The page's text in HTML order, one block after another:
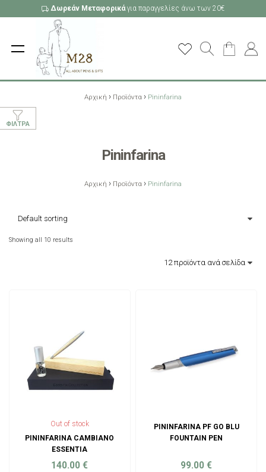
Δωρεάν Μεταφορικάγια παραγγελίες άνω των 20€
Αρχική › Προϊόντα › Pininfarina
Pininfarina
Αρχική › Προϊόντα › Pininfarina
ΦΊΛΤΡΑ
Showing all 10 results
Out of stock
PININFARINA CAMBIANO
ESSENTIA
140.00€
PININFARINA PF GO BLU
FOUNTAIN PEN
99.00€